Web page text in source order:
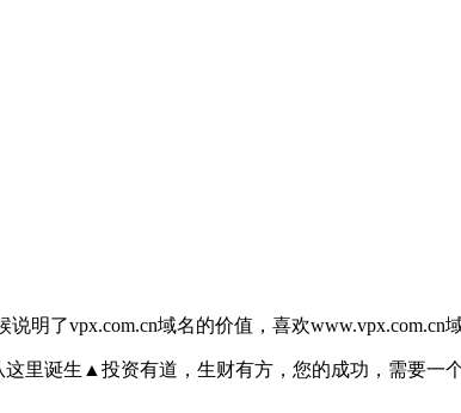
明了vpx.com.cn域名的价值，喜欢www.vpx.com.cn
里诞生▲投资有道，生财有方，您的成功，需要一